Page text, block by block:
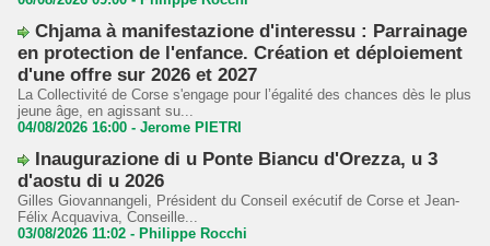
Chjama à manifestazione d'interessu : Parrainage
en protection de l'enfance. Création et déploiement
d'une offre sur 2026 et 2027
La Collectivité de Corse s'engage pour l’égalité des chances dès le plus
jeune âge, en agissant su...
04/08/2026 16:00 - Jerome PIETRI
Inaugurazione di u Ponte Biancu d'Orezza, u 3
d'aostu di u 2026
Gilles Giovannangeli, Président du Conseil exécutif de Corse et Jean-
Félix Acquaviva, Conseille...
03/08/2026 11:02 - Philippe Rocchi